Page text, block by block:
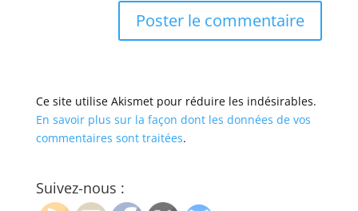
Ce site utilise Akismet pour réduire les indésirables.
En savoir plus sur la façon dont les données de vos
commentaires sont traitées.
Suivez-nous :